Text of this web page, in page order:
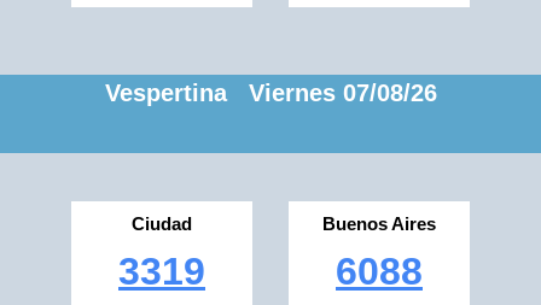
Vespertina Viernes 07/08/26
Ciudad
3319
Buenos Aires
6088